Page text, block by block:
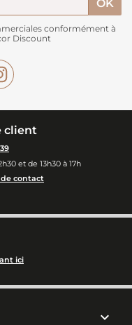
conformément à
Discount
client
et de 13h30 à 17h
contact
ici
